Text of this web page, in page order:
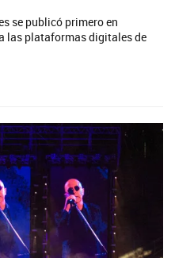
se publicó primero en
las plataformas digitales de